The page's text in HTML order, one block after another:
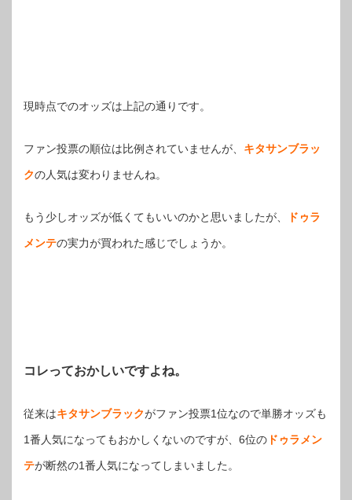
現時点でのオッズは上記の通りです。
ファン投票の順位は比例されていませんが、 キタサンブラッ
クの人気は変わりませんね。
もう少しオッズが低くてもいいのかと思いましたが、 ドゥラ
メンテの実力が買われた感じでしょうか。
コレっておかしいですよね。
従来はキタサンブラックがファン投票1位なので単勝オッズも
1番人気になってもおかしくないのですが、6位の ドゥラメン
テが断然の1番人気になってしまいました。